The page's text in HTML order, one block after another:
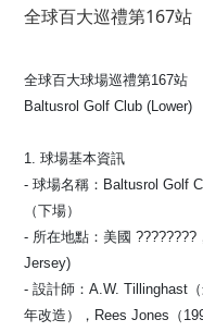
全球百大巡禮第167站
全球百大球場巡禮第167站
Baltusrol Golf Club (Lower)
1. 球場基本資訊
- 球場名稱：Baltusrol Golf
（下場）
- 所在地點：美國
Jersey)
- 設計師：A.W. Tillinghast
年改造），Rees Jones（